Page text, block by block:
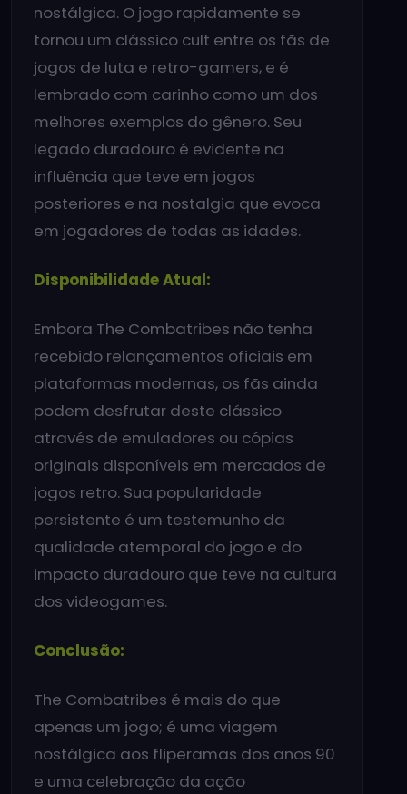
nostálgica. O jogo rapidamente se
tornou um clássico cult entre os fãs de
jogos de luta e retro-gamers, e é
lembrado com carinho como um dos
melhores exemplos do gênero. Seu
legado duradouro é evidente na
influência que teve em jogos
posteriores e na nostalgia que evoca
em jogadores de todas as idades.
Disponibilidade Atual:
Embora The Combatribes não tenha
recebido relançamentos oficiais em
plataformas modernas, os fãs ainda
podem desfrutar deste clássico
através de emuladores ou cópias
originais disponíveis em mercados de
jogos retro. Sua popularidade
persistente é um testemunho da
qualidade atemporal do jogo e do
impacto duradouro que teve na cultura
dos videogames.
Conclusão:
The Combatribes é mais do que
apenas um jogo; é uma viagem
nostálgica aos fliperamas dos anos 90
e uma celebração da ação